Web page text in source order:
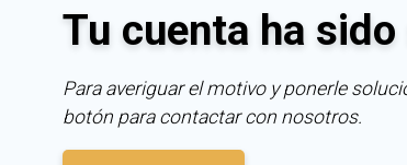
Tu cuenta ha
Para averiguar el motivo y ponerle
botón para contactar con nosotros.